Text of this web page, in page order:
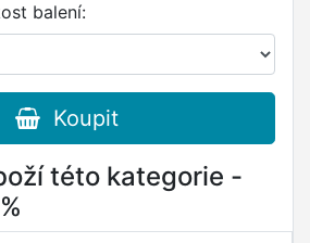
balení:
Koupit
této kategorie -